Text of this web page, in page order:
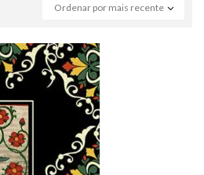
Ordenar por mais recente